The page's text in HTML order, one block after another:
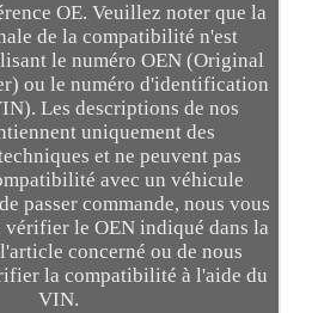
OE. Veuillez noter que la
de la compatibilité n'est
le numéro OEN (Original
ou le numéro d'identification
Les descriptions de nos
uniquement des
et ne peuvent pas
avec un véhicule
passer commande, nous vous
vérifier le OEN indiqué dans la
concerné ou de nous
la compatibilité à l'aide du
VIN.